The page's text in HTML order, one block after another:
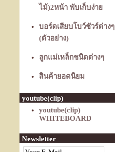
ไม้)2หน้า พับเก็บง่าย
บอร์ดเสียบโบว์ชัวร์ต่างๆ
(ตัวอย่าง)
ลูกแม่เหล็กชนิดต่างๆ
สินค้ายอดนิยม
youtube(clip)
youtube(clip)
WHITEBOARD
Newsletter